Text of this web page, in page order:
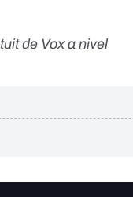
de Vox a nivel